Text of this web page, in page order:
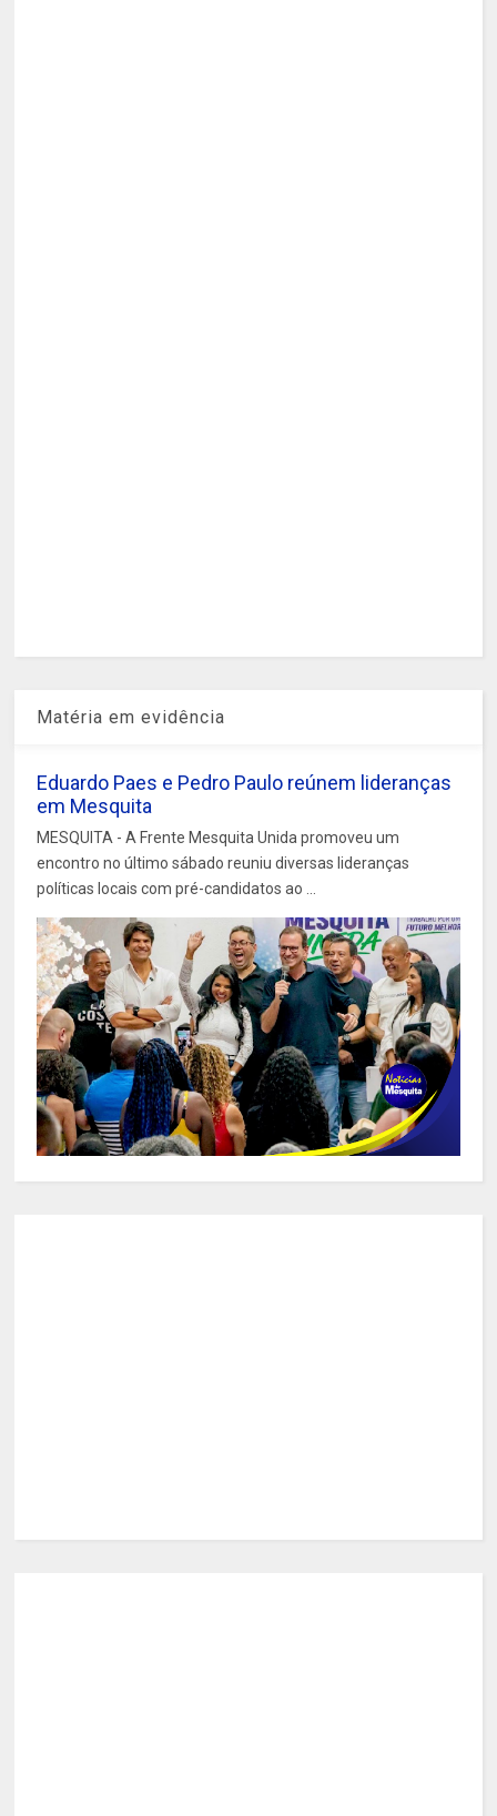
Matéria em evidência
Eduardo Paes e Pedro Paulo reúnem lideranças
em Mesquita
MESQUITA - A Frente Mesquita Unida promoveu um
encontro no último sábado reuniu diversas lideranças
políticas locais com pré-candidatos ao ...